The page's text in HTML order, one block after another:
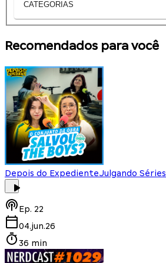
CATEGORIAS
Recomendados para você
Depois do ExpedienteJulgando
Ep. 22
04.jun.26
36 min